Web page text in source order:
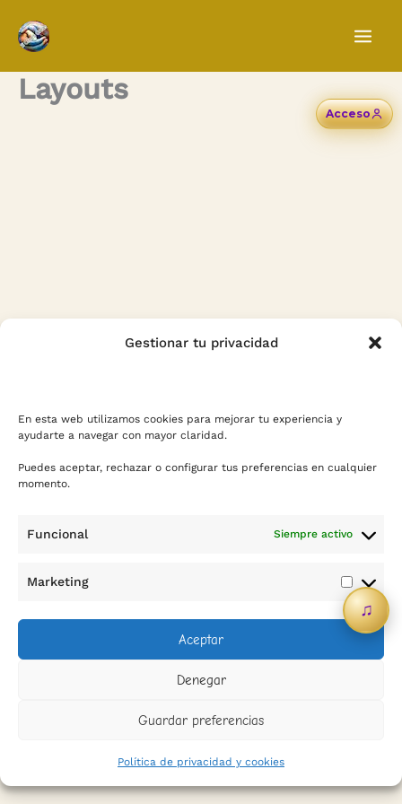
Gestionar tu privacidad
En esta web utilizamos cookies para mejorar tu experiencia y
ayudarte a navegar con mayor claridad.
Puedes aceptar, rechazar o configurar tus preferencias en cualquier
momento.
Funcional Siempre activo
Marketing
Aceptar
Denegar
Guardar preferencias
Política de privacidad y cookies
contenido
Layouts
info@sicreescreas.com
Política de cookies
Condiciones de contratación
Acceso
♫